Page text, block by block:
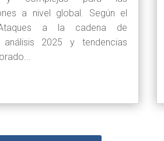
a nivel global. Según el
a la cadena de
análisis 2025 y tendencias